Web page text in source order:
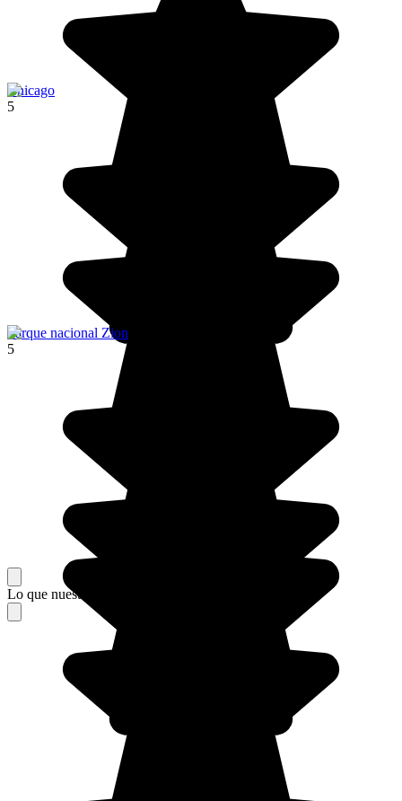
Chicago
5
Parque nacional Zion
5
Lo que nuestros viajeros piensan de su estancia